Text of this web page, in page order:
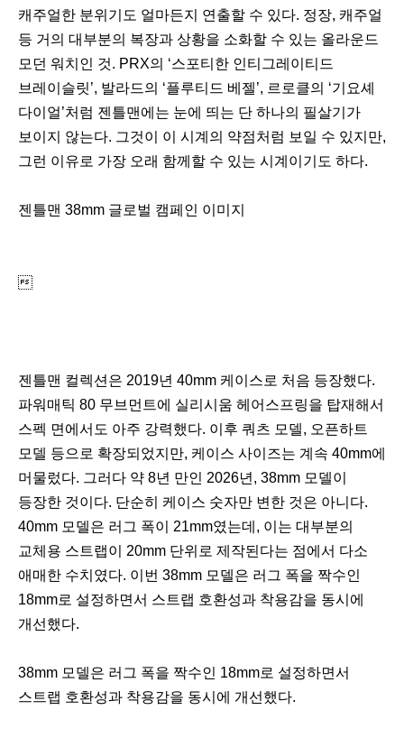
캐주얼한 분위기도 얼마든지 연출할 수 있다. 정장, 캐주얼
등 거의 대부분의 복장과 상황을 소화할 수 있는 올라운드
모던 워치인 것. PRX의 ‘스포티한 인티그레이티드
브레이슬릿’, 발라드의 ‘플루티드 베젤’, 르로클의 ‘기요셰
다이얼’처럼 젠틀맨에는 눈에 띄는 단 하나의 필살기가
보이지 않는다. 그것이 이 시계의 약점처럼 보일 수 있지만,
그런 이유로 가장 오래 함께할 수 있는 시계이기도 하다.
젠틀맨 38mm 글로벌 캠페인 이미지
젠틀맨 컬렉션은 2019년 40mm 케이스로 처음 등장했다.
파워매틱 80 무브먼트에 실리시움 헤어스프링을 탑재해서
스펙 면에서도 아주 강력했다. 이후 쿼츠 모델, 오픈하트
모델 등으로 확장되었지만, 케이스 사이즈는 계속 40mm에
머물렀다. 그러다 약 8년 만인 2026년, 38mm 모델이
등장한 것이다. 단순히 케이스 숫자만 변한 것은 아니다.
40mm 모델은 러그 폭이 21mm였는데, 이는 대부분의
교체용 스트랩이 20mm 단위로 제작된다는 점에서 다소
애매한 수치였다. 이번 38mm 모델은 러그 폭을 짝수인
18mm로 설정하면서 스트랩 호환성과 착용감을 동시에
개선했다.
38mm 모델은 러그 폭을 짝수인 18mm로 설정하면서
스트랩 호환성과 착용감을 동시에 개선했다.